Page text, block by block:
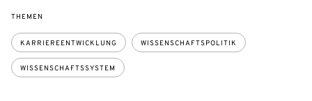
THEMEN
KARRIEREENTWICKLUNG WISSENSCHAFTSPOLITIK
WISSENSCHAFTSSYSTEM